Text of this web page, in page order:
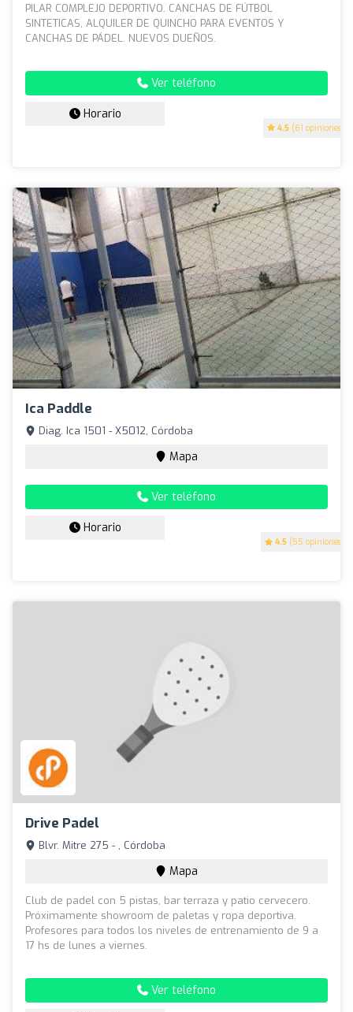
4.5 (61 opiniones)
PILAR COMPLEJO DEPORTIVO. CANCHAS DE FÚTBOL
SINTETICAS, ALQUILER DE QUINCHO PARA EVENTOS Y
CANCHAS DE PÁDEL. NUEVOS DUEÑOS.
Ver teléfono
Horario
Ica Paddle
4.5 (55 opiniones)
Diag. Ica 1501 - X5012, Córdoba
Mapa
Ver teléfono
Horario
Drive Padel
Blvr. Mitre 275 - , Córdoba
Mapa
Club de padel con 5 pistas, bar terraza y patio cervecero.
Próximamente showroom de paletas y ropa deportiva.
Profesores para todos los niveles de entrenamiento de 9 a
17 hs de lunes a viernes.
Ver teléfono